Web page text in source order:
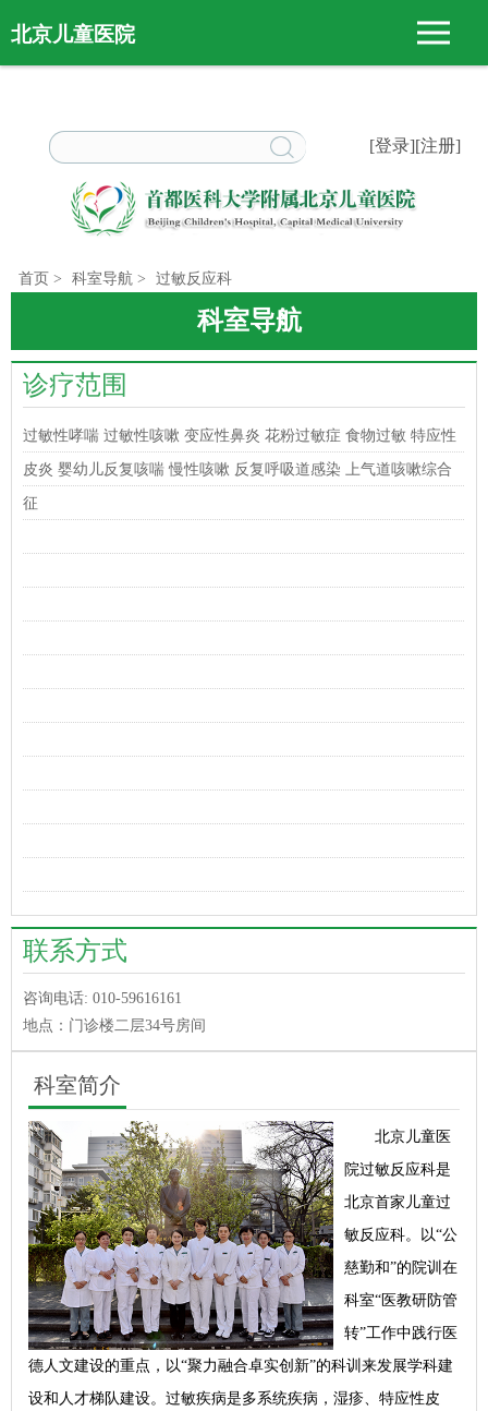
北京儿童医院
[登录][注册]
首页 > 科室导航 > 过敏反应科
诊疗范围
过敏性哮喘 过敏性咳嗽 变应性鼻炎 花粉过敏症 食物过敏 特应性
皮炎 婴幼儿反复咳喘 慢性咳嗽 反复呼吸道感染 上气道咳嗽综合
征
联系方式
咨询电话: 010-59616161
地点：门诊楼二层34号房间
科室简介
北京儿童医
院过敏反应科是
北京首家儿童过
敏反应科。以“公
慈勤和”的院训在
科室“医教研防管
转”工作中践行医
德人文建设的重点，以“聚力融合卓实创新”的科训来发展学科建
设和人才梯队建设。过敏疾病是多系统疾病，湿疹、特应性皮